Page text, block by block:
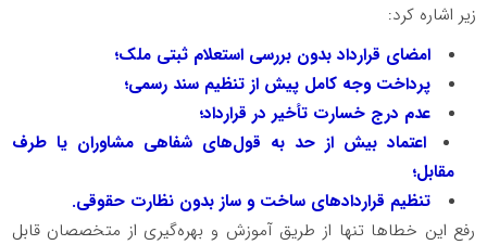
زیر اشاره کرد:
امضای قرارداد بدون بررسی استعلام ثبتی ملک؛
پرداخت وجه کامل پیش از تنظیم سند رسمی؛
عدم درج خسارت تأخیر در قرارداد؛
اعتماد بیش از حد به قول‌های شفاهی مشاوران یا طرف
مقابل؛
تنظیم قراردادهای ساخت و ساز بدون نظارت حقوقی.
رفع این خطاها تنها از طریق آموزش و بهره‌گیری از متخصصان قابل